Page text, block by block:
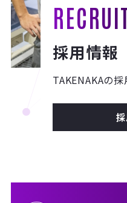
採用情報
TAKENAKAの採